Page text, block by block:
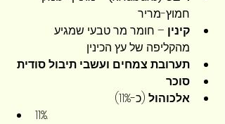
חמוץ-מריר
קינין – חומר מר טבעי שמגיע
מהקליפה של עץ הכינין
תערובת צמחים ועשבי תיבול סודית
סוכר
אלכוהול (כ-11%)
11%.